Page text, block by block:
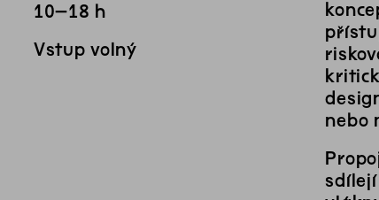
10–18 h
Vstup volný
nebo